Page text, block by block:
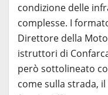
condizione delle
complesse. I
Direttore della
istruttori di
però sottolineato
come sulla strada,